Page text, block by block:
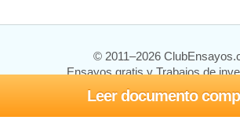
Leer documento
© 2011–2026
Ensayos gratis y Trabajos de